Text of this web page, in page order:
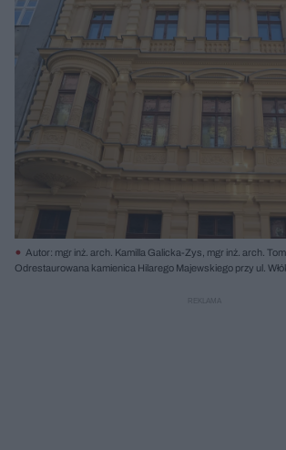
Autor: mgr inż. arch. Kamilla Galicka-Zys, mgr inż. arch.
Odrestaurowana kamienica Hilarego Majewskiego przy ul.
wykuszami. Przebudowa i zmiana sposobu użytkowania